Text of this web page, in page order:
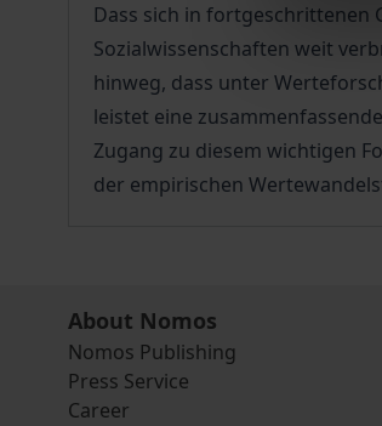
Dass sich in fortgeschrittenen
Sozialwissenschaften weit
hinweg, dass unter
leistet eine
Zugang zu diesem wichtigen
der empirischen
About Nomos
Nomos Publishing
Press Service
Career